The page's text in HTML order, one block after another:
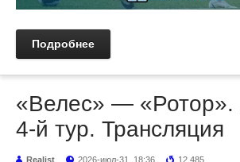
Подробнее
«Велес» — «Ротор».
4-й тур. Трансляция
Realist 2026-июл-31, 18:36 12 485